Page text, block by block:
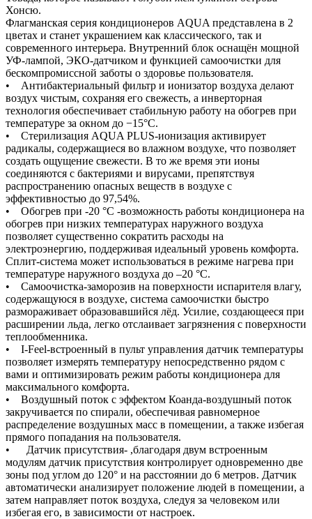
Хонсю.
Флагманская серия кондиционеров AQUA представлена в 2
цветах и станет украшением как классического, так и
современного интерьера. Внутренний блок оснащён мощной
УФ-лампой, ЭКО-датчиком и функцией самоочистки для
бескомпромиссной заботы о здоровье пользователя.
• Антибактериальный фильтр и ионизатор воздуха делают
воздух чистым, сохраняя его свежесть, а инверторная
технология обеспечивает стабильную работу на обогрев при
температуре за окном до −15°С.
• Стерилизация AQUA PLUS-ионизация активирует
радикалы, содержащиеся во влажном воздухе, что позволяет
создать ощущение свежести. В то же время эти ионы
соединяются с бактериями и вирусами, препятствуя
распространению опасных веществ в воздухе с
эффективностью до 97,54%.
• Обогрев при -20 °С -возможность работы кондиционера на
обогрев при низких температурах наружного воздуха
позволяет существенно сократить расходы на
электроэнергию, поддерживая идеальный уровень комфорта.
Сплит-система может использоваться в режиме нагрева при
температуре наружного воздуха до –20 °С.
• Самоочистка-заморозив на поверхности испарителя влагу,
содержащуюся в воздухе, система самоочистки быстро
размораживает образовавшийся лёд. Усилие, создающееся при
расширении льда, легко отслаивает загрязнения с поверхности
теплообменника.
• I-Feel-встроенный в пульт управления датчик температуры
позволяет измерять температуру непосредственно рядом с
вами и оптимизировать режим работы кондиционера для
максимального комфорта.
• Воздушный поток с эффектом Коанда-воздушный поток
закручивается по спирали, обеспечивая равномерное
распределение воздушных масс в помещении, а также избегая
прямого попадания на пользователя.
• Датчик присутствия- ,благодаря двум встроенным
модулям датчик присутствия контролирует одновременно две
зоны под углом до 120° и на расстоянии до 6 метров. Датчик
автоматически анализирует положение людей в помещении, а
затем направляет поток воздуха, следуя за человеком или
избегая его, в зависимости от настроек.